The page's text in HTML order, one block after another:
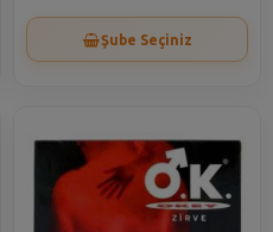
Şube Seçiniz